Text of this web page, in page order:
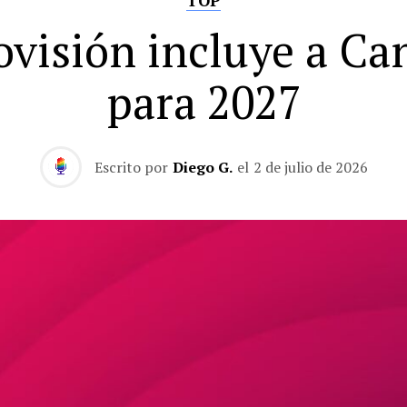
incluye a
para 2027
Escrito por Diego G. el 2 de julio de 2026